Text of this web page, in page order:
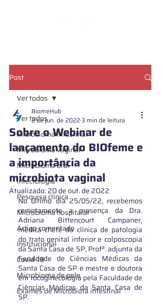
Post
Ver todos
Microbioma Intestinal
Microbioma vaginal
Microbioma oral
Infectologia
Pesquisa clínica
Microbioma hospitalar
Artigo comentado
Institucional
Covid-19
Microbioma de pele
Exames de Microbiota intestinal
Ver todos
Sobre o Webinar de
lançamento do BIOfeme e
a importância da
microbiota vaginal
BiomeHub
2 de jun. de 20223 min de leitura
Atualizado:20 de out. de 2022
No último dia 25/05/22, recebemos
remotamente a presença da Dra.
Adriana Bittencourt Campaner,
médica chefe da clínica de patologia
do trato genital inferior e colposcopia
da Santa Casa de SP, Profª. adjunta da
Faculdade de Ciências Médicas da
Santa Casa de SP e mestre e doutora
em tocoginecologia pela Faculdade de
Ciências Médicas da Santa Casa de
SP.